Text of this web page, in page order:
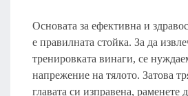
Основата за ефективна и
е правилната стойка. За да
тренировката винаги, се
напрежение на тялото. Затова
главата си изправена, раменете